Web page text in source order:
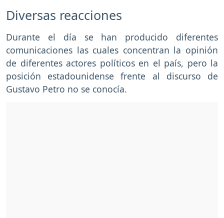
Diversas reacciones
Durante el día se han producido diferentes
comunicaciones las cuales concentran la opinión
de diferentes actores políticos en el país, pero la
posición estadounidense frente al discurso de
Gustavo Petro no se conocía.